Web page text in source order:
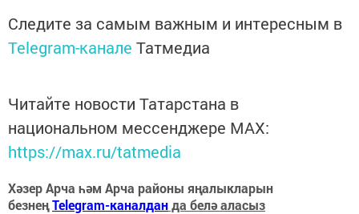
Следите за самым важным и интересным в
Telegram-канале Татмедиа
Читайте новости Татарстана в
национальном мессенджере MАХ:
https://max.ru/tatmedia
Хәзер Арча һәм Арча районы яңалыкларын
безнеңTelegram-каналданда белә аласыз